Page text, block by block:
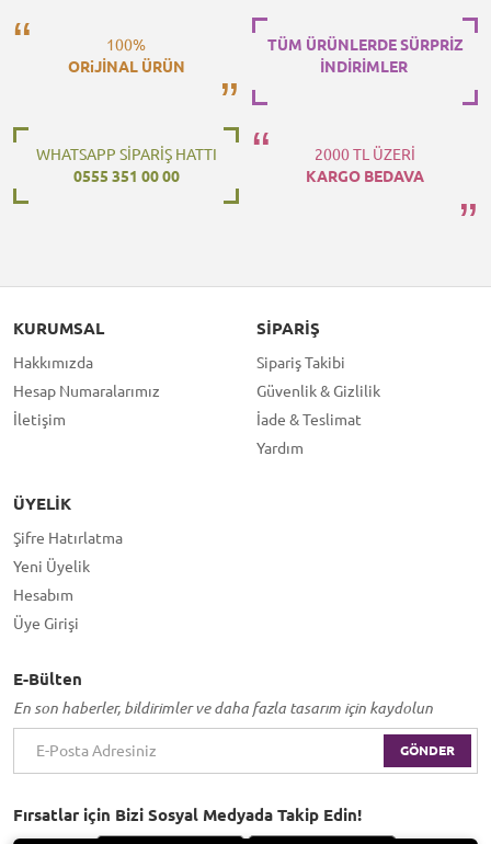
100%
ORiJİNAL ÜRÜN
TÜM ÜRÜNLERDE SÜRPRİZ
İNDİRİMLER
WHATSAPP SİPARİŞ HATTI
0555 351 00 00
2000 TL ÜZERİ
KARGO BEDAVA
KURUMSAL
Hakkımızda
Hesap Numaralarımız
İletişim
SIPARIŞ
Sipariş Takibi
Güvenlik & Gizlilik
İade & Teslimat
Yardım
ÜYELIK
Şifre Hatırlatma
Yeni Üyelik
Hesabım
Üye Girişi
E-Bülten
En son haberler, bildirimler ve daha fazla tasarım için kaydolun
GÖNDER
Fırsatlar için Bizi Sosyal Medyada Takip Edin!